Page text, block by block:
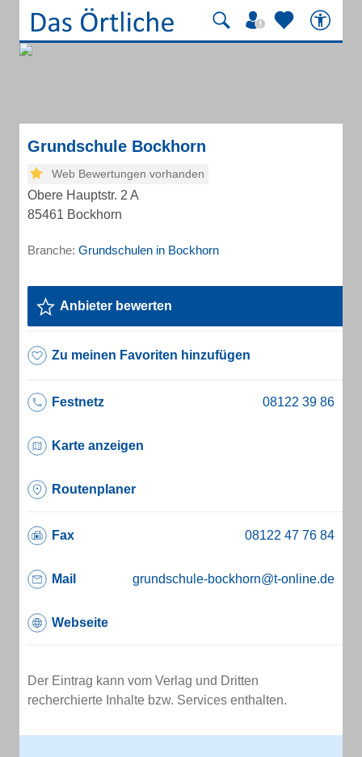
Grundschule Bockhorn
Web Bewertungen vorhanden
Obere Hauptstr. 2 A
85461 Bockhorn
Branche: Grundschulen in Bockhorn
Anbieter bewerten
Zu meinen Favoriten hinzufügen
Festnetz
Karte anzeigen
Routenplaner
Fax
Mail grundschule-bockhorn@t-online.de
Webseite
Der Eintrag kann vom Verlag und Dritten
recherchierte Inhalte bzw. Services enthalten.